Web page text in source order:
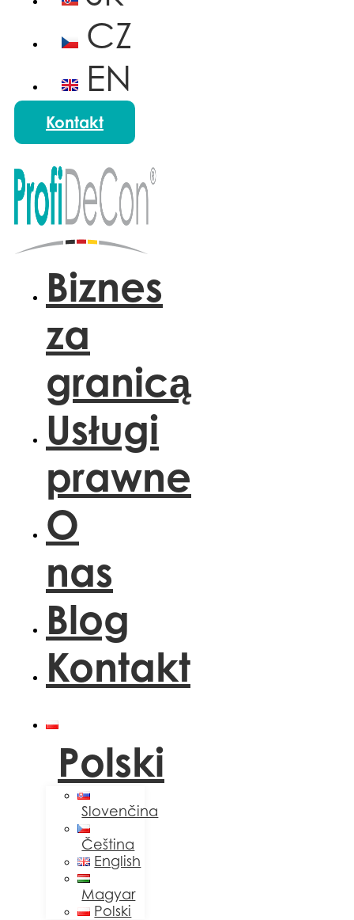
CZ
EN
HU
Kontakt
Biznes
za
granicą
Usługi
prawne
O
nas
Blog
Kontakt
Polski
Slovenčina
Čeština
English
Magyar
Polski